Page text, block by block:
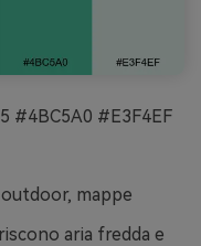
#4BC5A0 #E3F4EF
mappe
aria fredda e